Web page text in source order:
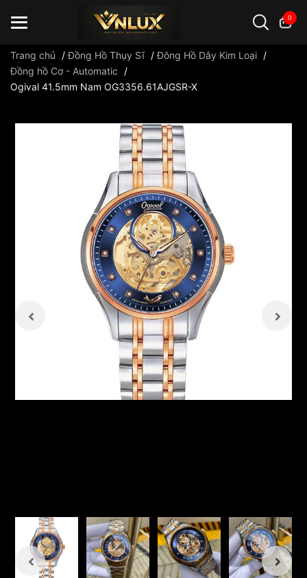
0
Đồng hồ casio đồng hồ G-Shock đồng hồ Orient
Trang chủ /Đồng Hồ Thụy Sĩ /Đông Hồ Dây Kim Loại /
Đồng hồ Cơ - Automatic
/
Ogival 41.5mm Nam OG3356.61AJGSR-X